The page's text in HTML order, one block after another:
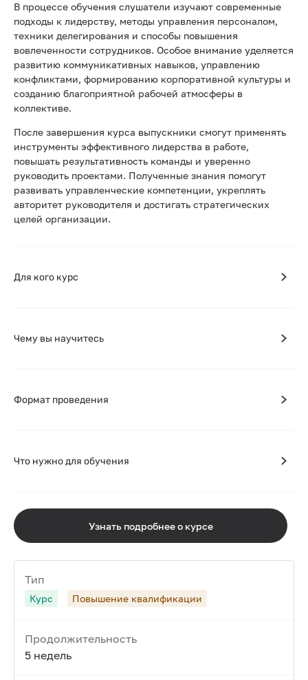
В процессе обучения слушатели изучают современные
подходы к лидерству, методы управления персоналом,
техники делегирования и способы повышения
вовлеченности сотрудников. Особое внимание уделяется
развитию коммуникативных навыков, управлению
конфликтами, формированию корпоративной культуры и
созданию благоприятной рабочей атмосферы в
коллективе.
После завершения курса выпускники смогут применять
инструменты эффективного лидерства в работе,
повышать результативность команды и уверенно
руководить проектами. Полученные знания помогут
развивать управленческие компетенции, укреплять
авторитет руководителя и достигать стратегических
целей организации.
Для кого курс
Чему вы научитесь
Формат проведения
Что нужно для обучения
Узнать подробнее о курсе
Тип
Курс Повышение квалификации
Продолжительность
5 недель